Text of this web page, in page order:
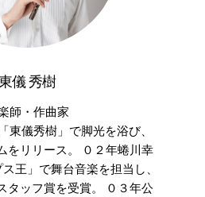
儀 秀樹
師・作曲家
東儀秀樹」で脚光を浴び、
をリリース。 ０２年蜷川幸
王」で舞台音楽を担当し、
タッフ賞を受賞。 ０３年公